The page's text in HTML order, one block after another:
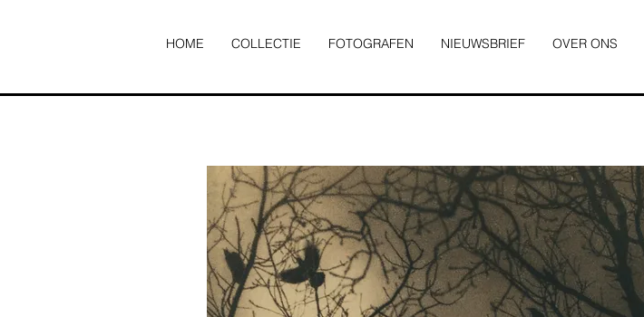
HOME COLLECTIE FOTOGRAFEN NIEUWSBRIEF OVER ONS